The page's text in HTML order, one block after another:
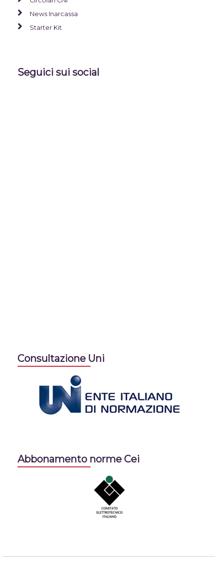
News Inarcassa
Starter Kit
Seguici sui social
Consultazione Uni
Abbonamento norme Cei